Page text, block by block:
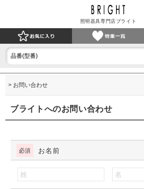
照明器具専門店ブライト
お問い合わせ
ブライトへのお問い合わせ
お名前